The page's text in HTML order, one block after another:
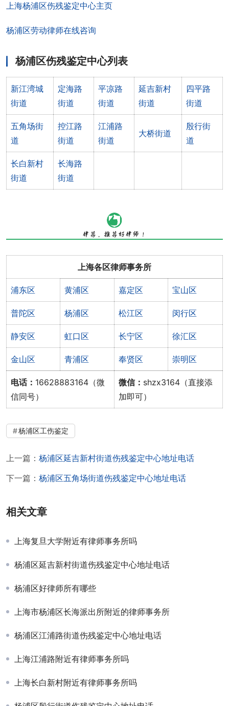
上海杨浦区伤残鉴定中心主页
杨浦区劳动律师在线咨询
杨浦区伤残鉴定中心列表
新江湾城
街道
定海路
街道
平凉路
街道
延吉新村
街道
四平路
街道
五角场街
道
控江路
街道
江浦路
街道
大桥街道
殷行街
道
长白新村
街道
长海路
街道
上海各区律师事务所
浦东区 黄浦区 嘉定区 宝山区
普陀区 杨浦区 松江区 闵行区
静安区 虹口区 长宁区 徐汇区
金山区 青浦区 奉贤区 崇明区
电话： 16628883164（微
信同号）
微信： shzx3164（直接添
加即可）
杨浦区工伤鉴定
上一篇： 杨浦区延吉新村街道伤残鉴定中心地址电话
下一篇： 杨浦区五角场街道伤残鉴定中心地址电话
相关文章
上海复旦大学附近有律师事务所吗
杨浦区延吉新村街道伤残鉴定中心地址电话
杨浦区好律师所有哪些
上海市杨浦区长海派出所附近的律师事务所
杨浦区江浦路街道伤残鉴定中心地址电话
上海江浦路附近有律师事务所吗
上海长白新村附近有律师事务所吗